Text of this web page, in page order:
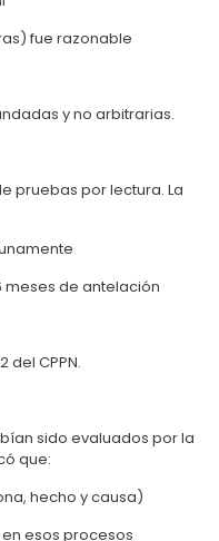
fue razonable
y no arbitrarias.
pruebas por lectura. La
meses de antelación
del CPPN.
sido evaluados por la
que:
hecho y causa)
esos procesos